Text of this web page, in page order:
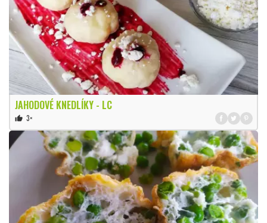
JAHODOVÉ KNEDLÍKY - LC
thumb_up 3×